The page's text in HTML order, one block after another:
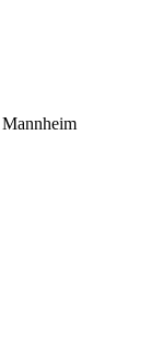
Mannheim